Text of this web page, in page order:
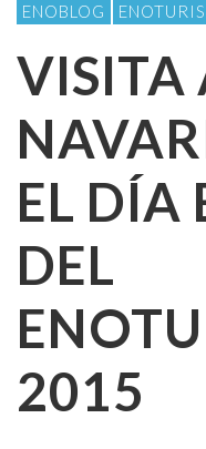
ENOBLOG
VISITA
EL DÍA
DEL
2015